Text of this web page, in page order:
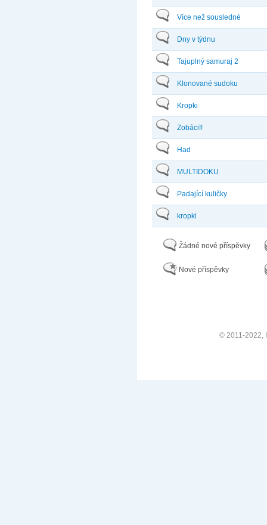
Více než sousledné
Dny v týdnu
Tajuplný samuraj 2
Klonované sudoku
Kropki
Zobáci!!
Had
MULTIDOKU
Padající kuličky
kropki
Žádné nové příspěvky
Nové příspěvky
© 2011-2022,